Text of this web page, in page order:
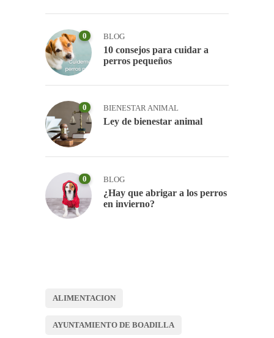
0 BLOG
10 consejos para cuidar a
perros pequeños
0 BIENESTAR ANIMAL
Ley de bienestar animal
0 BLOG
¿Hay que abrigar a los perros
en invierno?
ALIMENTACION
AYUNTAMIENTO DE BOADILLA